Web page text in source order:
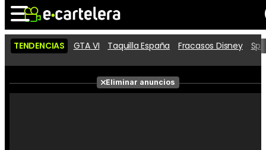
Noticias Cartelera
Películas
TENDENCIAS GTA VI Taquilla España Fracasos Disney
Eliminar anuncios